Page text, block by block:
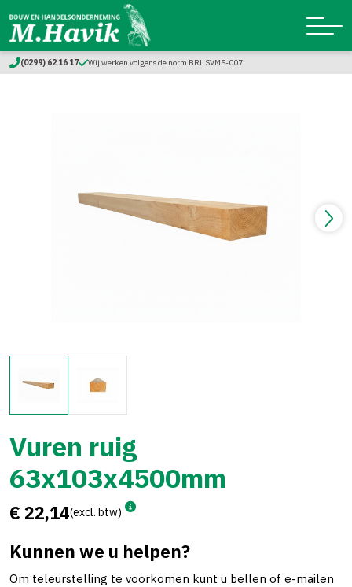
(0299) 62 16 17 Wij werken volgens de norm BRL SVMS-007
Vuren ruig
63x103x4500mm
€ 22,14(excl. btw)
Kunnen we u helpen?
Om teleurstelling te voorkomen kunt u bellen of e-mailen